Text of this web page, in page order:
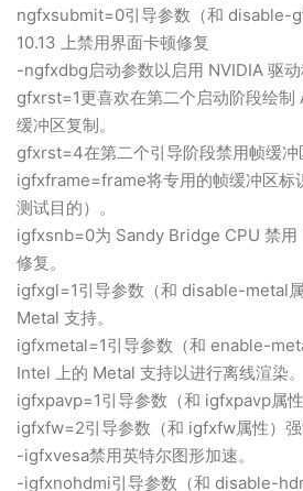
ngfxsubmit=0引导参数（和 disable-
10.13 上禁用界面卡顿修复
-ngfxdbg启动参数以启用 NVIDIA 驱
gfxrst=1更喜欢在第二个启动阶段绘制
缓冲区复制。
gfxrst=4在第二个引导阶段禁用帧缓冲
igfxframe=frame将专用的帧缓冲区标
测试目的）。
igfxsnb=0为 Sandy Bridge CPU 禁
修复。
igfxgl=1引导参数（和 disable-metal
Metal 支持。
igfxmetal=1引导参数（和 enable-
Intel 上的 Metal 支持以进行离线渲染。
igfxpavp=1引导参数（和 igfxpavp属
igfxfw=2引导参数（和 igfxfw属性）
-igfxvesa禁用英特尔图形加速。
-igfxnohdmi引导参数（和 disable-